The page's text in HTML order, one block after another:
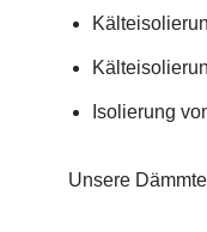
Isolierung
Unsere